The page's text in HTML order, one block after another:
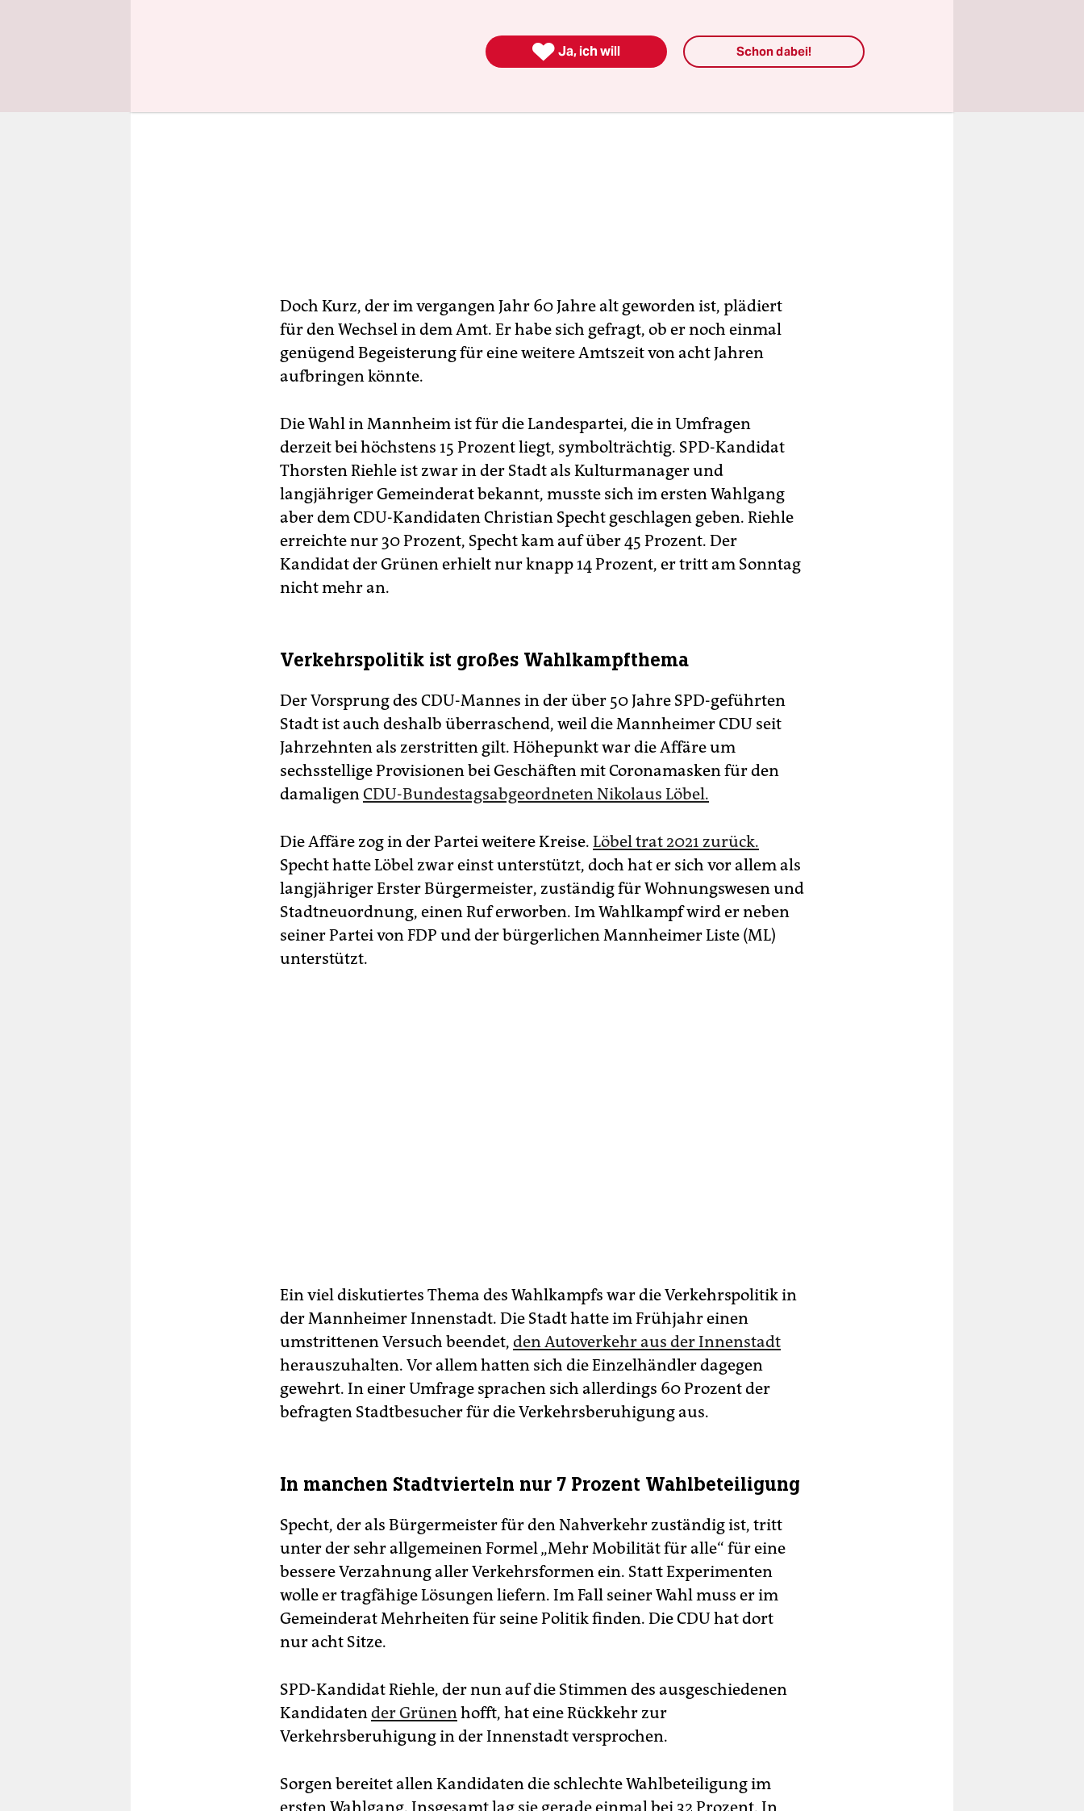
Doch Kurz, der im vergangen Jahr 60 Jahre alt geworden ist, plädiert
für den Wechsel in dem Amt. Er habe sich gefragt, ob er noch einmal
genügend Begeisterung für eine weitere Amtszeit von acht Jahren
aufbringen könnte.
Die Wahl in Mannheim ist für die Landespartei, die in Umfragen
derzeit bei höchstens 15 Prozent liegt, symbolträchtig. SPD-Kandidat
Thorsten Riehle ist zwar in der Stadt als Kulturmanager und
langjähriger Gemeinderat bekannt, musste sich im ersten Wahlgang
aber dem CDU-Kandidaten Christian Specht geschlagen geben. Riehle
erreichte nur 30 Prozent, Specht kam auf über 45 Prozent. Der
Kandidat der Grünen erhielt nur knapp 14 Prozent, er tritt am Sonntag
nicht mehr an.
Verkehrspolitik ist großes Wahlkampfthema
Der Vorsprung des CDU-Mannes in der über 50 Jahre SPD-geführten
Stadt ist auch deshalb überraschend, weil die Mannheimer CDU seit
Jahrzehnten als zerstritten gilt. Höhepunkt war die Affäre um
sechsstellige Provisionen bei Geschäften mit Coronamasken für den
damaligenCDU-Bundestagsabgeordneten Nikolaus Löbel.
Die Affäre zog in der Partei weitere Kreise. Löbel trat 2021 zurück.
Specht hatte Löbel zwar einst unterstützt, doch hat er sich vor allem als
langjähriger Erster Bürgermeister, zuständig für Wohnungswesen und
Stadtneuordnung, einen Ruf erworben. Im Wahlkampf wird er neben
seiner Partei von FDP und der bürgerlichen Mannheimer Liste (ML)
unterstützt.
Ein viel diskutiertes Thema des Wahlkampfs war die Verkehrspolitik in
der Mannheimer Innenstadt. Die Stadt hatte im Frühjahr einen
umstrittenen Versuch beendet, den Autoverkehr aus der Innenstadt
herauszuhalten. Vor allem hatten sich die Einzelhändler dagegen
gewehrt. In einer Umfrage sprachen sich allerdings 60 Prozent der
befragten Stadtbesucher für die Verkehrsberuhigung aus.
In manchen Stadtvierteln nur 7 Prozent Wahlbeteiligung
Specht, der als Bürgermeister für den Nahverkehr zuständig ist, tritt
unter der sehr allgemeinen Formel „Mehr Mobilität für alle“ für eine
bessere Verzahnung aller Verkehrsformen ein. Statt Experimenten
wolle er tragfähige Lösungen liefern. Im Fall seiner Wahl muss er im
Gemeinderat Mehrheiten für seine Politik finden. Die CDU hat dort
nur acht Sitze.
SPD-Kandidat Riehle, der nun auf die Stimmen des ausgeschiedenen
Kandidatender Grünenhofft, hat eine Rückkehr zur
Verkehrsberuhigung in der Innenstadt versprochen.
Sorgen bereitet allen Kandidaten die schlechte Wahlbeteiligung im
ersten Wahlgang. Insgesamt lag sie gerade einmal bei 32 Prozent. In
 Ja, ich will Schon dabei!